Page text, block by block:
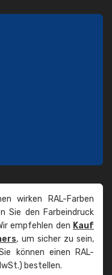
wirken RAL-Farben
Sie den Farbeindruck
empfehlen den Kauf
, um sicher zu sein,
können einen RAL-
bestellen.